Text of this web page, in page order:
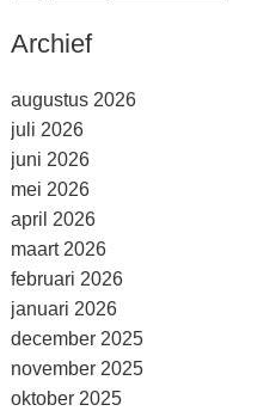
Archief
augustus 2026
juli 2026
juni 2026
mei 2026
april 2026
maart 2026
februari 2026
januari 2026
december 2025
november 2025
oktober 2025